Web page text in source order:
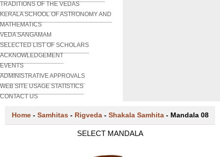
TRADITIONS OF THE VEDAS
KERALA SCHOOL OF ASTRONOMY AND
MATHEMATICS
VEDA SANGAMAM
SELECTED LIST OF SCHOLARS
ACKNOWLEDGEMENT
EVENTS
ADMINISTRATIVE APPROVALS
WEB SITE USAGE STATISTICS
CONTACT US
Home - Samhitas - Rigveda - Shakala Samhita - Mandala 08
SELECT MANDALA